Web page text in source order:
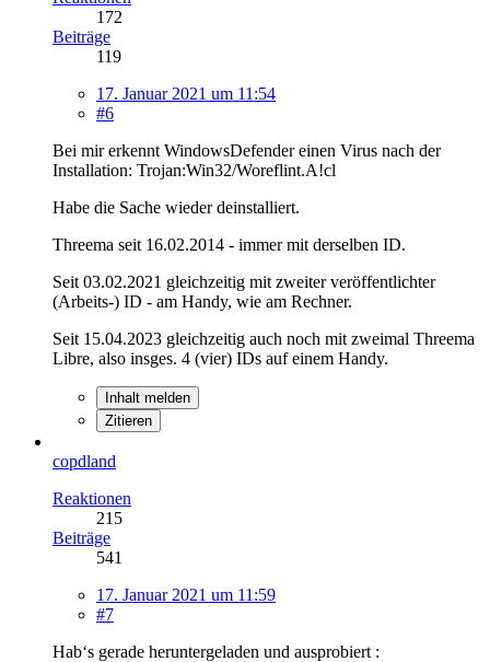
172
Beiträge
119
17. Januar 2021 um 11:54
#6
Bei mir erkennt WindowsDefender einen Virus nach der
Installation: Trojan:Win32/Woreflint.A!cl
Habe die Sache wieder deinstalliert.
Threema seit 16.02.2014 - immer mit derselben ID.
Seit 03.02.2021 gleichzeitig mit zweiter veröffentlichter
(Arbeits-) ID - am Handy, wie am Rechner.
Seit 15.04.2023 gleichzeitig auch noch mit zweimal Threema
Libre, also insges. 4 (vier) IDs auf einem Handy.
Inhalt melden
Zitieren
copdland
Reaktionen
215
Beiträge
541
17. Januar 2021 um 11:59
#7
Hab‘s gerade heruntergeladen und ausprobiert :